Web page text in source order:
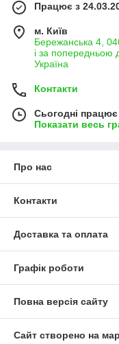
Працює з
м. Київ
Бережанська 4,
і за попередньою
Україна
Контакти
Сьогодні
Показати весь
Про нас
Контакти
Доставка та оплата
Графік роботи
Повна версія сайту
Сайт створено на